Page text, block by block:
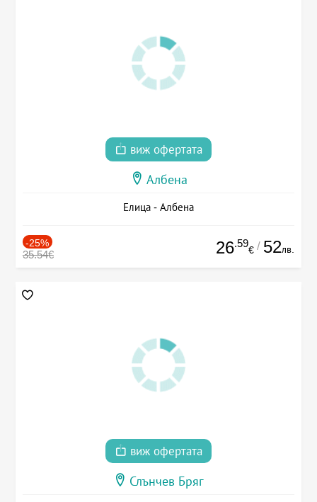
виж офертата
Албена
Елица - Албена
-25%
35.54€ 26.59
€ / 52лв.
виж офертата
Слънчев Бряг